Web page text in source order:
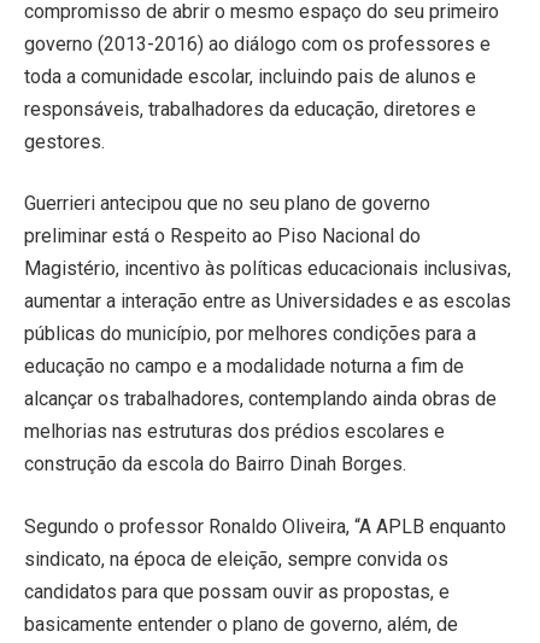
compromisso de abrir o mesmo espaço do seu primeiro
governo (2013-2016) ao diálogo com os professores e
toda a comunidade escolar, incluindo pais de alunos e
responsáveis, trabalhadores da educação, diretores e
gestores.
Guerrieri antecipou que no seu plano de governo
preliminar está o Respeito ao Piso Nacional do
Magistério, incentivo às políticas educacionais inclusivas,
aumentar a interação entre as Universidades e as escolas
públicas do município, por melhores condições para a
educação no campo e a modalidade noturna a fim de
alcançar os trabalhadores, contemplando ainda obras de
melhorias nas estruturas dos prédios escolares e
construção da escola do Bairro Dinah Borges.
Segundo o professor Ronaldo Oliveira, “A APLB enquanto
sindicato, na época de eleição, sempre convida os
candidatos para que possam ouvir as propostas, e
basicamente entender o plano de governo, além, de